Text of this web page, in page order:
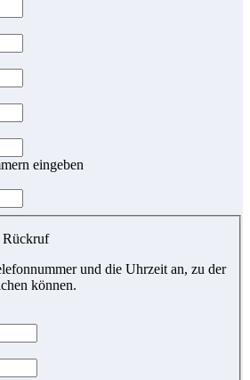
eingeben
Rückruf
und die Uhrzeit an, zu der
können.